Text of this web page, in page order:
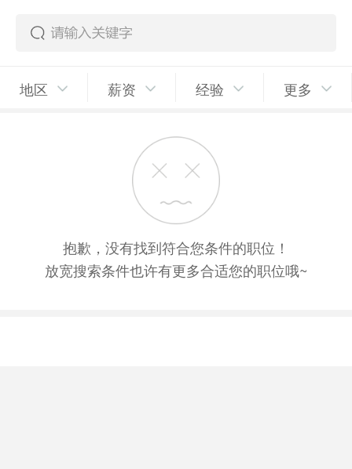
地区 薪资 经验 更多
抱歉，没有找到符合您条件的职位！
放宽搜索条件也许有更多合适您的职位哦~